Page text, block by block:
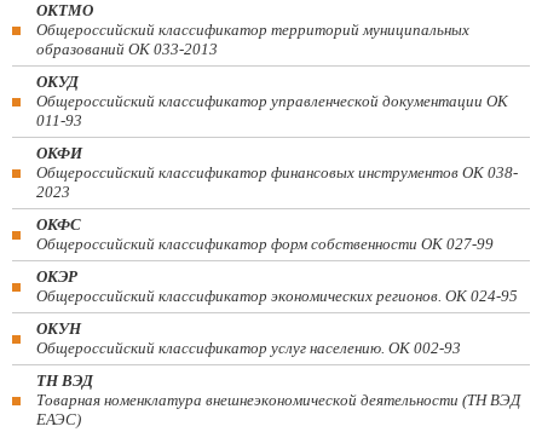
ОКТМО
Общероссийский классификатор территорий муниципальных
образований ОК 033-2013
ОКУД
Общероссийский классификатор управленческой документации ОК
011-93
ОКФИ
Общероссийский классификатор финансовых инструментов OK 038-
2023
ОКФС
Общероссийский классификатор форм собственности ОК 027-99
ОКЭР
Общероссийский классификатор экономических регионов. ОК 024-95
ОКУН
Общероссийский классификатор услуг населению. ОК 002-93
ТН ВЭД
Товарная номенклатура внешнеэкономической деятельности (ТН ВЭД
ЕАЭС)